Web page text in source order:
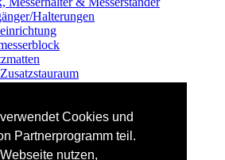
Cookies und
Partnerprogramm teil.
nutzen,
Halterungen
& Gewürzboard
Dämpfer